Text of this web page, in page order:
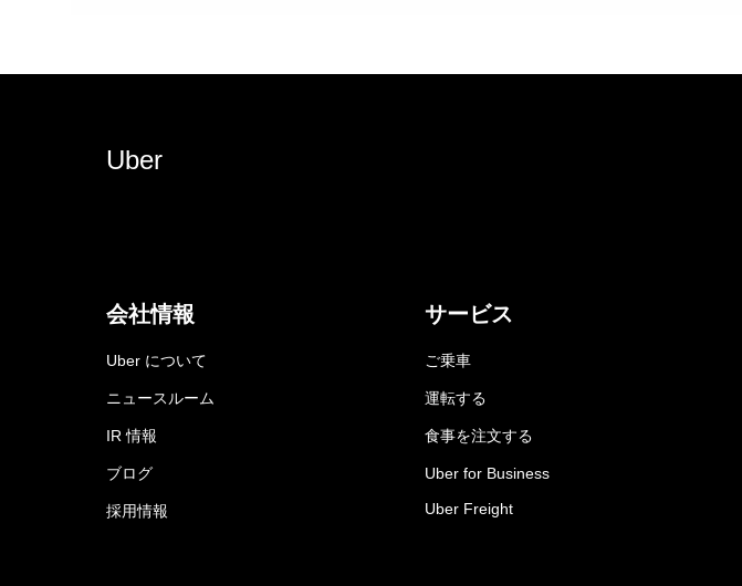
Uber
会社情報
Uber について
ニュースルーム
IR 情報
ブログ
採用情報
サービス
ご乗車
運転する
食事を注文する
Uber for Business
Uber Freight